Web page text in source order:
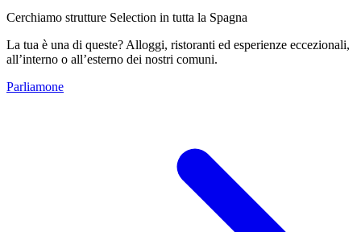
Cerchiamo strutture Selection in tutta la Spagna
La tua è una di queste? Alloggi, ristoranti ed esperienze eccezionali,
all’interno o all’esterno dei nostri comuni.
Parliamone